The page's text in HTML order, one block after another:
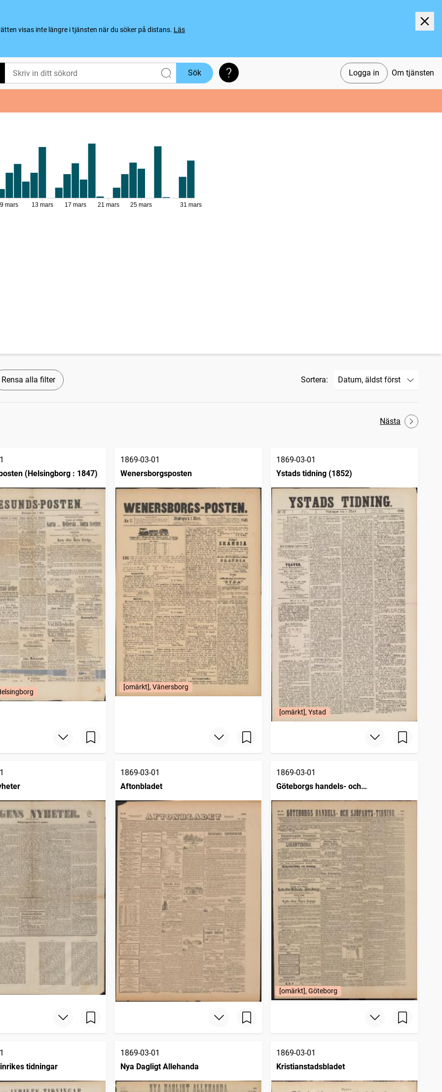
visas inte längre i tjänsten när du söker på distans. Läs
Logga in Om tjänsten
Sök Söktips
9 mars 13 mars 17 mars 21 mars 25 mars 31 mars
Rensa alla filter Sortera:
Nästa
(Helsingborg : 1847)
1869-03-01
Wenersborgsposten
[omärkt], Vänersborg
1869-03-01
Ystads tidning (1852)
[omärkt], Ystad
1869-03-01
Aftonbladet
1869-03-01
Göteborgs handels- och
[omärkt], Göteborg
tidningar
1869-03-01
Nya Dagligt Allehanda
1869-03-01
Kristianstadsbladet